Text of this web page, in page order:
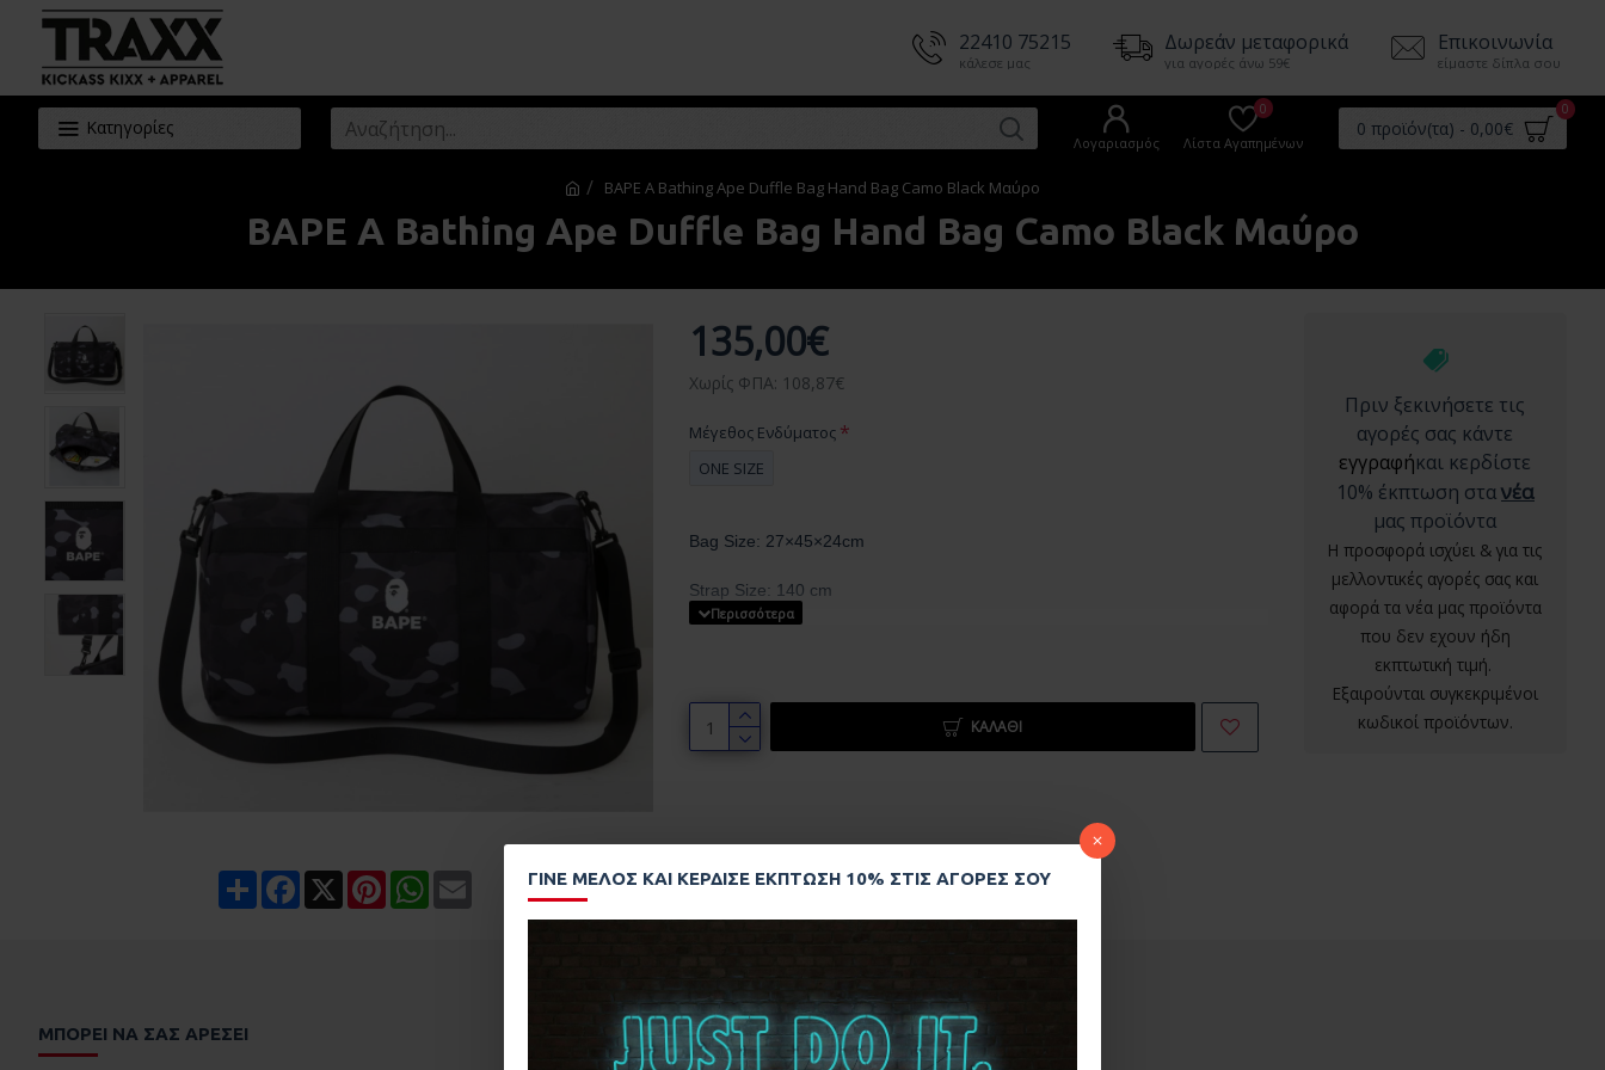
ΓΊΝΕ ΜΈΛΟΣ ΚΑΙ ΚΈΡΔΙΣΕ ΈΚΠΤΩΣΗ 10% ΣΤΙΣ ΑΓΟΡΈΣ ΣΟΥ
22410 75215
κάλεσε μας
Δωρεάν μεταφορικά
για αγορές άνω 59€
Επικοινωνία
είμαστε δίπλα σου
Κατηγορίες
Λογαριασμός Λίστα Αγαπημένων
0
0 προϊόν(τα) - 0,00€
0
BAPE A Bathing Ape Duffle Bag Hand Bag Camo Black Mαύρο
BAPE A Bathing Ape Duffle Bag Hand Bag Camo Black Mαύρο
ShareFacebook
X PinterestWhatsApp
Bag Size: 27×45×24cm
Strap Size: 140 cm
135,00€
Χωρίς ΦΠΑ: 108,87€
Μέγεθος Ενδύματος
ONE SIZE
ΚΑΛΆΘΙ
Πριν ξεκινήσετε τις
αγορές σας κάντε
εγγραφήκαι κερδίστε
10% έκπτωση στανέα
μας προϊόντα
Η προσφορά ισχύει & για τις
μελλοντικές αγορές σας και
αφορά τα νέα μας προϊόντα
που δεν εχουν ήδη
εκπτωτική τιμή.
Εξαιρούνται συγκεκριμένοι
κωδικοί προϊόντων.
ΜΠΟΡΕΊ ΝΑ ΣΑΣ ΑΡΈΣΕΙ ΑΠΌ ΤΗΝ ΊΔΙΑ ΕΤΑΙΡΊΑ